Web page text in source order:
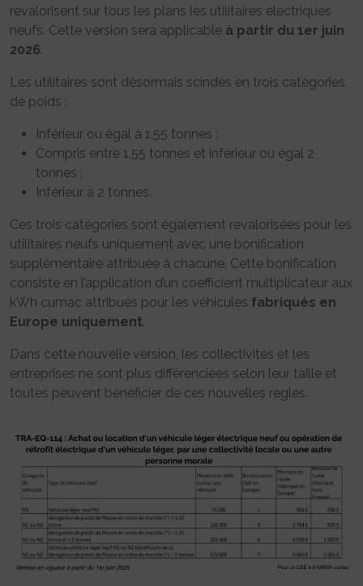
revalorisent sur tous les plans les utilitaires électriques
neufs. Cette version sera applicable à partir du 1er juin
2026.
Les utilitaires sont désormais scindés en trois catégories
de poids :
Inférieur ou égal à 1,55 tonnes ;
Compris entre 1,55 tonnes et inférieur ou égal 2
tonnes ;
Inférieur à 2 tonnes.
Ces trois catégories sont également revalorisées pour les
utilitaires neufs uniquement avec une bonification
supplémentaire attribuée à chacune. Cette bonification
consiste en l’application d’un coefficient multiplicateur aux
kWh cumac attribués pour les véhicules fabriqués en
Europe uniquement.
Dans cette nouvelle version, les collectivités et les
entreprises ne sont plus différenciées selon leur taille et
toutes peuvent bénéficier de ces nouvelles règles.